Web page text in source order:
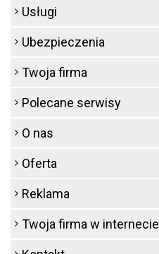
Usługi
Ubezpieczenia
Twoja firma
Polecane serwisy
O nas
Oferta
Reklama
Twoja firma w internecie